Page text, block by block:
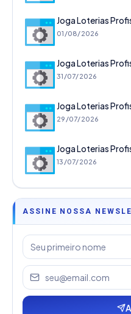
Joga Loterias
01/08/2026
Joga Loterias
31/07/2026
Joga Loterias
29/07/2026
Joga Loterias
13/07/2026
ASSINE NOSSA